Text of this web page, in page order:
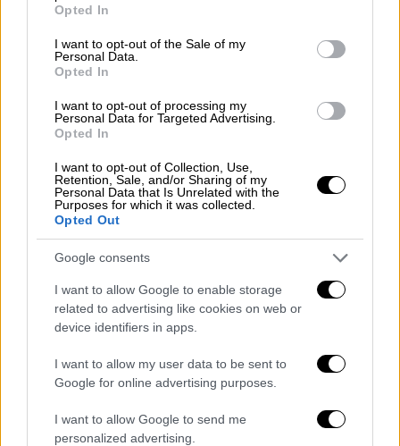
use your data for below specified purposes in below Google
consent section.
Opted In
I want to opt-out of the Sale of my
Personal Data.
Opted In
I want to opt-out of processing my
Personal Data for Targeted Advertising.
Opted In
I want to opt-out of Collection, Use,
Retention, Sale, and/or Sharing of my
Personal Data that Is Unrelated with the
Purposes for which it was collected.
Opted Out
Google consents
I want to allow Google to enable storage
related to advertising like cookies on web or
device identifiers in apps.
I want to allow my user data to be sent to
Google for online advertising purposes.
I want to allow Google to send me
personalized advertising.
Βίντεο καταγράφει τις τελευταίες
στιγμές της 28χρονης
«Ναι, μην φοβάσαι»
χειριστής του παιχνιδιού πριν την στείλει να
κατέβει με ταχύτητα την τσουλήθρα στο
πάρκο Entre Flores.
ίδιο βίντεο φαίνεται η 28χρονη, η οποία
ήταν μητέρα ενός κοριτσιού 4 ετών
ξεκινά την κάθοδο και δευτερόλεπτα
αργότερα να φεύγει στο κενό σε μια στροφή.
«Έπεσε;».
Tragedia en Chinácota: mujer muere
tras accidente en tobogán
Una mujer de 28 años, identificada
como Yiris Cristel García, oriunda de